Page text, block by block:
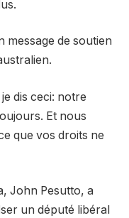
message de soutien
dis ceci: notre
Et nous
que vos droits ne
John Pesutto, a
un député libéral